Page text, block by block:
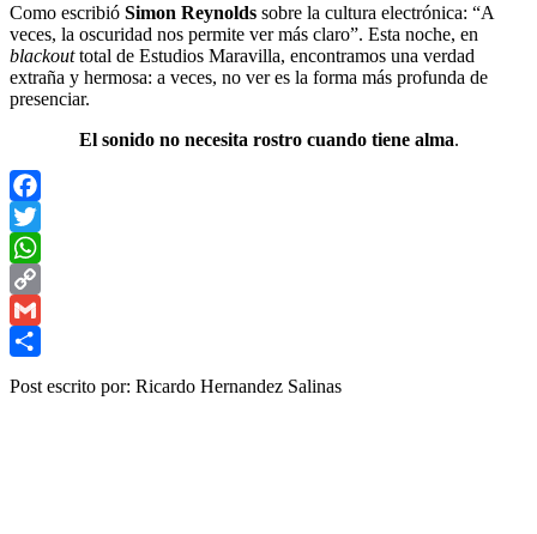
Como escribió Simon Reynolds sobre la cultura electrónica: “A
veces, la oscuridad nos permite ver más claro”. Esta noche, en
blackouttotal de Estudios Maravilla, encontramos una verdad
extraña y hermosa: a veces, no ver es la forma más profunda de
presenciar.
El sonido no necesita rostro cuando tiene alma.
Facebook
Twitter
WhatsApp
Copy
Link
Gmail
Post escrito por: Ricardo Hernandez Salinas